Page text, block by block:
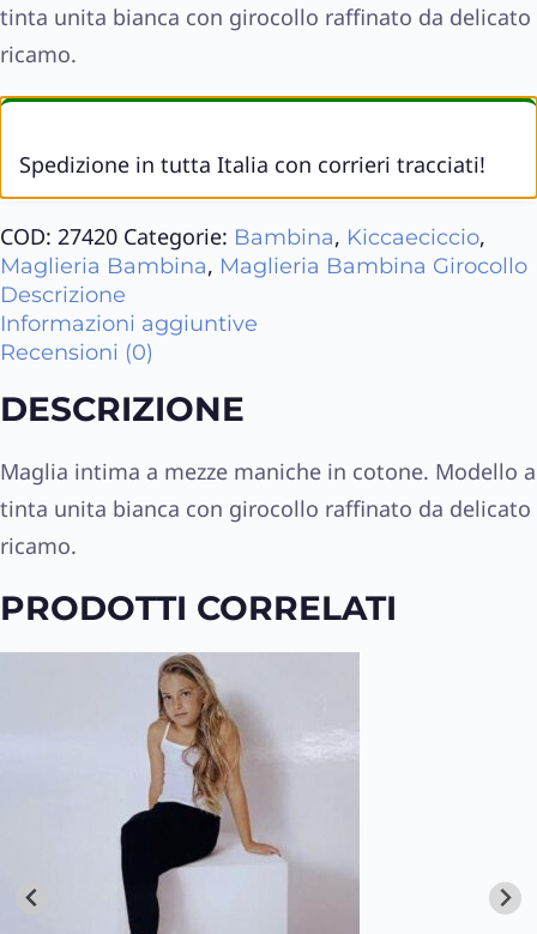
tinta unita bianca con girocollo raffinato da delicato
ricamo.
Spedizione in tutta Italia con corrieri tracciati!
COD: 27420 Categorie: Bambina, Kiccaeciccio,
Maglieria Bambina, Maglieria Bambina Girocollo
Descrizione
Informazioni aggiuntive
Recensioni (0)
DESCRIZIONE
Maglia intima a mezze maniche in cotone. Modello a
tinta unita bianca con girocollo raffinato da delicato
ricamo.
PRODOTTI CORRELATI